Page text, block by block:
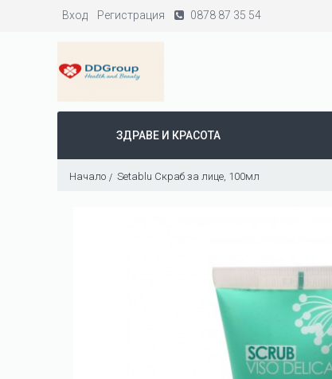
Вход Регистрация 0878 87 35 54
ЗДРАВЕ И КРАСОТА
Начало Setablu Скраб за лице, 100мл